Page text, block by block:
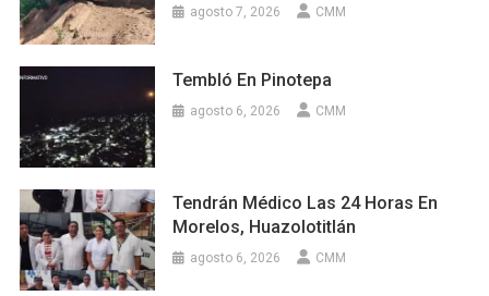
agosto 7, 2026 CMM
Tembló En Pinotepa
agosto 6, 2026 CMM
Tendrán Médico Las 24 Horas En
Morelos, Huazolotitlán
agosto 6, 2026 CMM